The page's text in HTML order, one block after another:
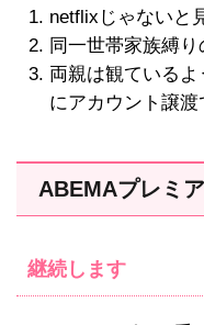
netflixじゃないと
同一世帯家族縛
両親は観ている
にアカウント譲渡
ABEMAプレミ
継続します